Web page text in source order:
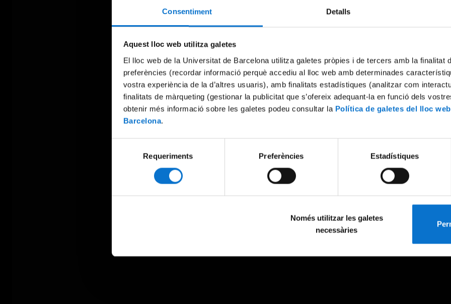
Consentiment Detalls
Aquest lloc web utilitza galetes
El lloc web de la Universitat de Barcelona utilitza galetes pròpies i de tercers amb la finalitat
preferències (recordar informació perquè accediu al lloc web amb determinades
vostra experiència de la d’altres usuaris), amb finalitats estadístiques (analitzar com
finalitats de màrqueting (gestionar la publicitat que s’ofereix adequant-la en funció dels
obtenir més informació sobre les galetes podeu consultar la Política de galetes del lloc
Barcelona.
consentiment
Requeriments Preferències Estadístiques
Només utilitzar les galetes
necessàries